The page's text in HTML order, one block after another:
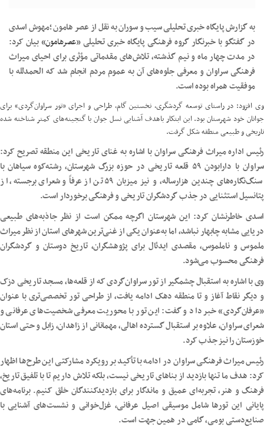
به گزارش پایگاه خبری تحلیلی سیب و سوران به نقل از عصر هامون ؛مهوش اسدی
در گفتگو با خبرنگار گروه فرهنگی پایگاه خبری تحلیلی «عصرهامون» بیان کرد:
در مدت چهار ماه و نیم گذشته، تلاش‌های مقدماتی مؤثری برای احیای میراث
فرهنگی سراوان و معرفی جلوه‌های آن به عموم مردم انجام شد که الحمدلله با
موفقیت همراه بوده است.
وی افزود: در راستای توسعه گردشگری، نخستین گام، طراحی و اجرای «تور سراوان‌گردی» برای
جوانان خود شهرستان بود. این ابتکار باهدف آشنایی نسل جوان با گنجینه‌های کمتر شناخته شده
تاریخی و طبیعی منطقه شکل گرفت.
رئیس اداره میراث فرهنگی سراوان با اشاره به غنای تاریخی این منطقه تصریح کرد:
سراوان با دارابودن ۵۹ قلعه تاریخی در حوزه بزرگ شهرستان، رشته‌کوه سیاهان با
سنگ‌نگاره‌های چندین هزارساله، و نیز میزبان ۵۹ تن از عرفاً و شعرای برجسته، از
پتانسیل استثنایی در جذب گردشگران تاریخی و فرهنگی برخوردار است.
اسدی خاطرنشان کرد: این شهرستان اگرچه ممکن است از نظر جاذبه‌های طبیعی
دریایی مشابه چابهار نباشد، اما به‌عنوان یکی از غنی‌ترین شهرهای استان از نظر میراث
ملموس و ناملموس، مقصدی ایدئال برای پژوهشگران، تاریخ دوستان و گردشگران
فرهنگی محسوب می‌شود.
وی با اشاره به استقبال چشمگیر از تور سراوان‌گردی که از قلعه‌ها، مسجد تاریخی دزک
و دیگر نقاط آغاز و تا منطقه دهک ادامه یافت، از طراحی تور تخصصی‌تری با عنوان
«عرفان‌گردی» خبر داد و گفت: این تور با محوریت معرفی شخصیت‌های عرفانی و
شعرای سراوان، علاوه بر استقبال گسترده اهالی، مهمانانی از زاهدان، زابل و حتی استان
خوزستان را نیز جذب کرد.
رئیس میراث فرهنگی سراوان در ادامه با تأکید بر رویکرد مشارکتی این طرح‌ها اظهار
کرد: هدف ما تنها بازدید از بناهای تاریخی نیست، بلکه تلاش داریم تا با تلفیق تاریخ،
فرهنگ و هنر، تجربه‌ای عمیق و ماندگار برای بازدیدکنندگان خلق کنیم. برنامه‌های
پایانی این تورها شامل موسیقی اصیل عرفانی، غزل‌خوانی و نشست‌های آشنایی با
صنایع‌دستی بومی، گامی در همین جهت است.